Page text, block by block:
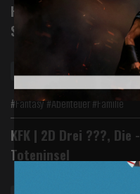
Harry Potter und der
Stein der Weisen
Vorverkauf
#Fantasy #Abenteuer #Familie
KFK | 2D Drei ???, Die -
Toteninsel